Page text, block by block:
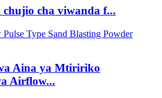
cha viwanda f...
Aina ya Mtiririko
Airflow...